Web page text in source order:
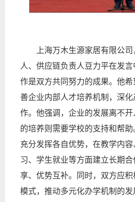
上海万木生源家居有限公
人、供应链负责人豆力平在发
作是双方共同努力的成果。他
善企业内部人才培养机制，深
作。他强调，企业的发展离不
的培养则需要学校的支持和帮
充分发挥各自优势，在教学内
习、学生就业等方面建立长期
享、优势互补。同时，双方应
模式，推动多元化办学机制的